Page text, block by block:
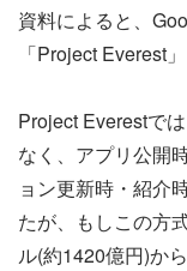
資料によると、
「Project Everest
Project Everestで
なく、アプリ公開
ョン更新時・紹介
たが、もしこの方
ル(約1420億円)か